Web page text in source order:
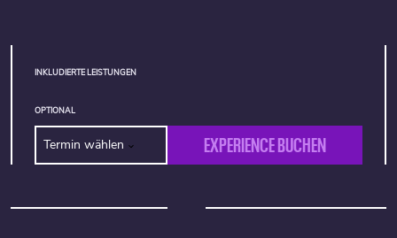
INKLUDIERTE LEISTUNGEN
OPTIONAL
Termin wählen EXPERIENCE BUCHEN